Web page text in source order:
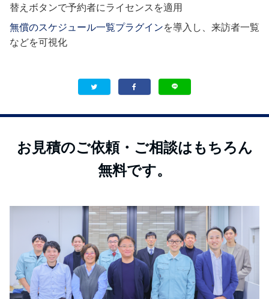
替えボタンで予約者にライセンスを適用
無償のスケジュール一覧プラグインを導入し、来訪者一覧
などを可視化
お見積のご依頼・ご相談はもちろん
無料です。